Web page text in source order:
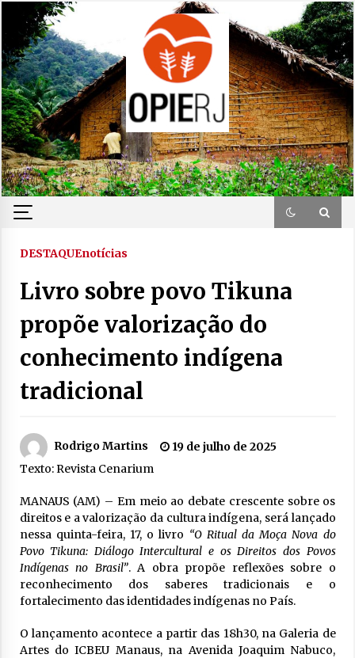
content
DESTAQUEnotícias
Livro sobre povo Tikuna
propõe valorização do
conhecimento indígena
tradicional
Rodrigo Martins
19 de julho de 2025
Texto: Revista Cenarium
MANAUS (AM) – Em meio ao debate crescente sobre os
direitos e a valorização da cultura indígena, será lançado
nessa quinta-feira, 17, o livro “O Ritual da Moça Nova do
Povo Tikuna: Diálogo Intercultural e os Direitos dos Povos
Indígenas no Brasil”. A obra propõe reflexões sobre o
reconhecimento dos saberes tradicionais e o
fortalecimento das identidades indígenas no País.
O lançamento acontece a partir das 18h30, na Galeria de
Artes do ICBEU Manaus, na Avenida Joaquim Nabuco,